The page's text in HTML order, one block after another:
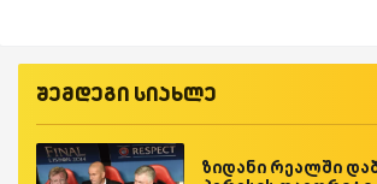
შემდეგი სიახლე
ზიდანი რეალში